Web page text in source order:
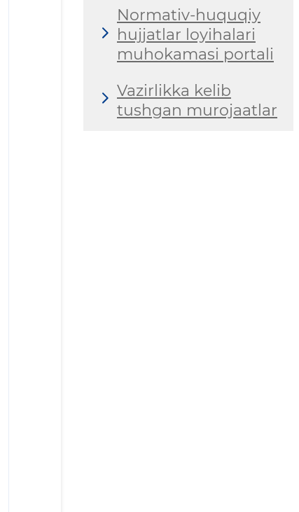
Normativ-huquqiy
hujjatlar loyihalari
muhokamasi portali
Vazirlikka kelib
tushgan murojaatlar